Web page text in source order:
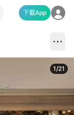
下載App
1/21